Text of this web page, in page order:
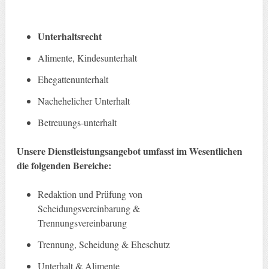
Unterhaltsrecht
Alimente, Kindesunterhalt
Ehegattenunterhalt
Nachehelicher Unterhalt
Betreuungs-unterhalt
Unsere Dienstleistungsangebot umfasst im Wesentlichen
die folgenden Bereiche:
Redaktion und Prüfung von
Scheidungsvereinbarung &
Trennungsvereinbarung
Trennung, Scheidung & Eheschutz
Unterhalt & Alimente